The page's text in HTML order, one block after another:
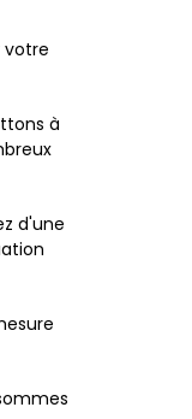
votre
à
d'une